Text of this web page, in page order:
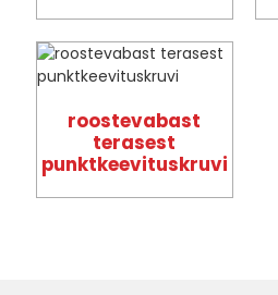
roostevabast
terasest
punktkeevituskruvi